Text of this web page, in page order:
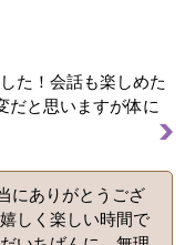
た！会話も楽しめた
だと思いますが体に
にありがとうござ
しく楽しい時間で